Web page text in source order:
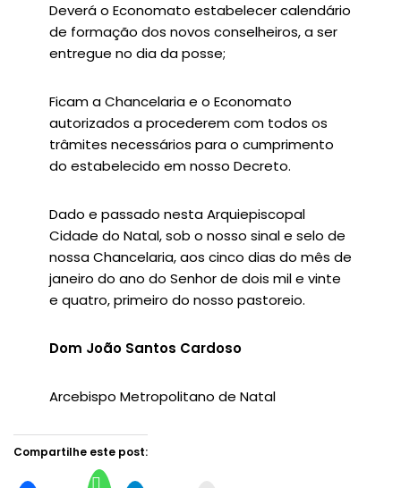
Deverá o Economato estabelecer calendário
de formação dos novos conselheiros, a ser
entregue no dia da posse;
Ficam a Chancelaria e o Economato
autorizados a procederem com todos os
trâmites necessários para o cumprimento
do estabelecido em nosso Decreto.
Dado e passado nesta Arquiepiscopal
Cidade do Natal, sob o nosso sinal e selo de
nossa Chancelaria, aos cinco dias do mês de
janeiro do ano do Senhor de dois mil e vinte
e quatro, primeiro do nosso pastoreio.
Dom João Santos Cardoso
Arcebispo Metropolitano de Natal
Compartilhe este post: